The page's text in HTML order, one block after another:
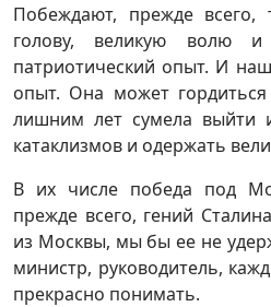
Побеждают, прежде всего,
голову, великую волю и
патриотический опыт. И
опыт. Она может
лишним лет сумела выйти
катаклизмов и одержать
В их числе победа под
прежде всего, гений
из Москвы, мы бы ее не
министр, руководитель,
прекрасно понимать.